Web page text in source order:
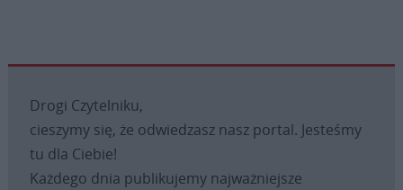
Drogi Czytelniku,
cieszymy się, że odwiedzasz nasz portal. Jesteśmy
tu dla Ciebie!
Każdego dnia publikujemy najważniejsze